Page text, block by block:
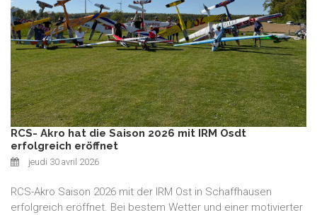
RCS- Akro hat die Saison 2026 mit IRM Osdt
erfolgreich eröffnet
jeudi 30 avril 2026
RCS-Akro Saison 2026 mit der IRM Ost in Schaffhausen
erfolgreich eröffnet. Bei bestem Wetter und einer motivierter